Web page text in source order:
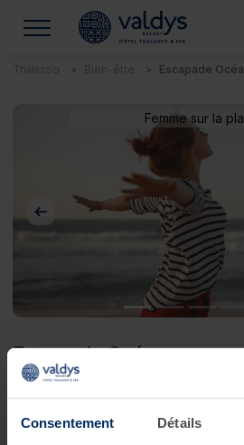
Consentement Détails
Thalasso Bien-être Escapade
Femme sur la
Précédent
Escapade Océane
Découverte des soins
thalassothérapie